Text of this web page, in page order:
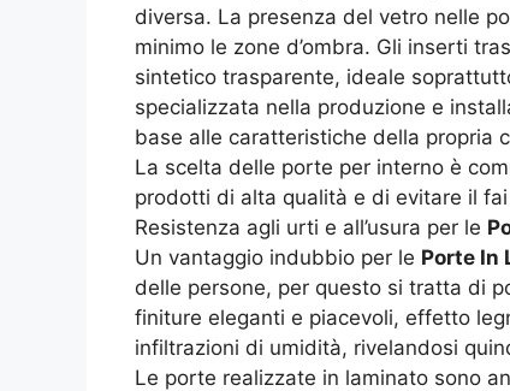
diversa. La presenza del vetro nelle
minimo le zone d’ombra. Gli inserti
sintetico trasparente, ideale
specializzata nella produzione e
base alle caratteristiche della propria
La scelta delle porte per interno è
prodotti di alta qualità e di evitare il
Resistenza agli urti e all’usura per le
Un vantaggio indubbio per le Porte In
delle persone, per questo si tratta di
finiture eleganti e piacevoli, effetto
infiltrazioni di umidità, rivelandosi
Le porte realizzate in laminato sono